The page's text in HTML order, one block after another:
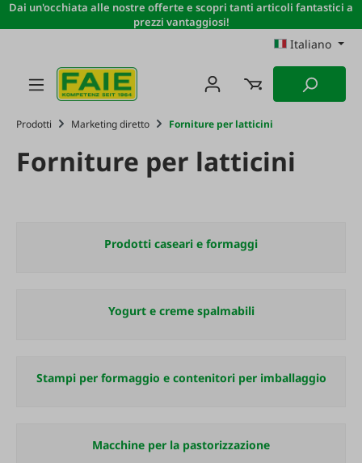
Passa al contenuto principale
Dai un'occhiata alle nostre offerte e scopri tanti articoli fantastici a
prezzi vantaggiosi!
Italiano
Prodotti Marketing diretto Forniture per latticini
Forniture per latticini
Prodotti caseari e formaggi
Yogurt e creme spalmabili
Stampi per formaggio e contenitori per imballaggio
Macchine per la pastorizzazione